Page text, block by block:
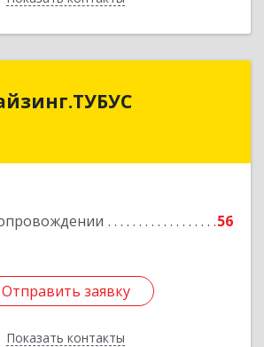
56
Отправить заявку
Показать контакты
1С: Франчайзинг.ТУБУС
Отправить заявку
Назад